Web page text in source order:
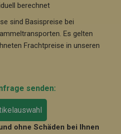
berechnet
sind Basispreise bei
Es gelten
Frachtpreise in unseren
senden:
ohne Schäden bei Ihnen